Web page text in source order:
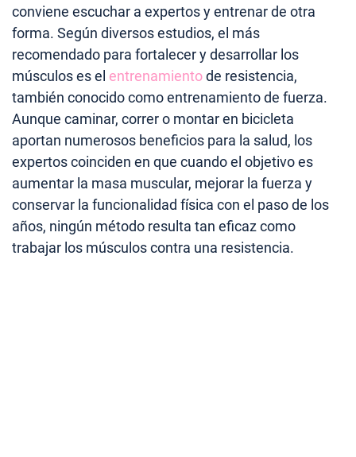
conviene escuchar a expertos y entrenar de otra
forma. Según diversos estudios, el más
recomendado para fortalecer y desarrollar los
músculos es el entrenamientode resistencia,
también conocido como entrenamiento de fuerza.
Aunque caminar, correr o montar en bicicleta
aportan numerosos beneficios para la salud, los
expertos coinciden en que cuando el objetivo es
aumentar la masa muscular, mejorar la fuerza y
conservar la funcionalidad física con el paso de los
años, ningún método resulta tan eficaz como
trabajar los músculos contra una resistencia.